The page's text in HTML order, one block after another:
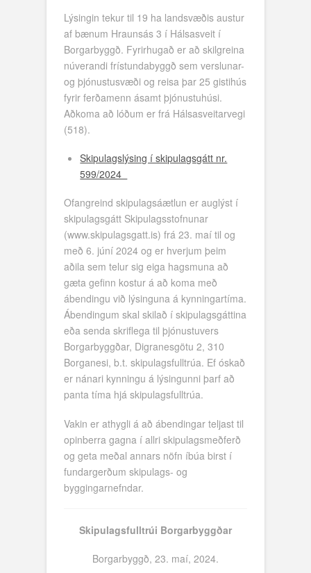
Lýsingin tekur til 19 ha landsvæðis austur
af bænum Hraunsás 3 í Hálsasveit í
Borgarbyggð. Fyrirhugað er að skilgreina
núverandi frístundabyggð sem verslunar-
og þjónustusvæði og reisa þar 25 gistihús
fyrir ferðamenn ásamt þjónustuhúsi.
Aðkoma að lóðum er frá Hálsasveitarvegi
(518).
Skipulagslýsing í skipulagsgátt nr.
599/2024
Ofangreind skipulagsáætlun er auglýst í
skipulagsgátt Skipulagsstofnunar
(www.skipulagsgatt.is) frá 23. maí til og
með 6. júní 2024 og er hverjum þeim
aðila sem telur sig eiga hagsmuna að
gæta gefinn kostur á að koma með
ábendingu við lýsinguna á kynningartíma.
Ábendingum skal skilað í skipulagsgáttina
eða senda skriflega til þjónustuvers
Borgarbyggðar, Digranesgötu 2, 310
Borganesi, b.t. skipulagsfulltrúa. Ef óskað
er nánari kynningu á lýsingunni þarf að
panta tíma hjá skipulagsfulltrúa.
Vakin er athygli á að ábendingar teljast til
opinberra gagna í allri skipulagsmeðferð
og geta meðal annars nöfn íbúa birst í
fundargerðum skipulags- og
byggingarnefndar.
Skipulagsfulltrúi Borgarbyggðar
Borgarbyggð, 23. maí, 2024.